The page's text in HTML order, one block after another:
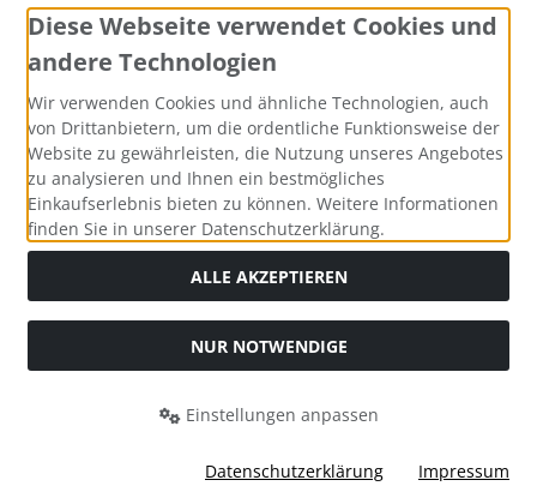
Widerrufsformular
Alle Preise inkl. gesetzl. MwSt. zzgl.Versandkosten
durchgestrichenen Preise entsprechen dem bisherigen Preis
Bio Saatgut, Samenfest, Gemüse Biosaatgut © 2026 | Template
Diese Webseite verwendet Cookies und
andere Technologien
Wir verwenden Cookies und ähnliche Technologien, auch
von Drittanbietern, um die ordentliche Funktionsweise der
Website zu gewährleisten, die Nutzung unseres Angebotes
zu analysieren und Ihnen ein bestmögliches
Einkaufserlebnis bieten zu können. Weitere Informationen
finden Sie in unserer Datenschutzerklärung.
ALLE AKZEPTIEREN
NUR NOTWENDIGE
Einstellungen anpassen
Datenschutzerklärung Impressum